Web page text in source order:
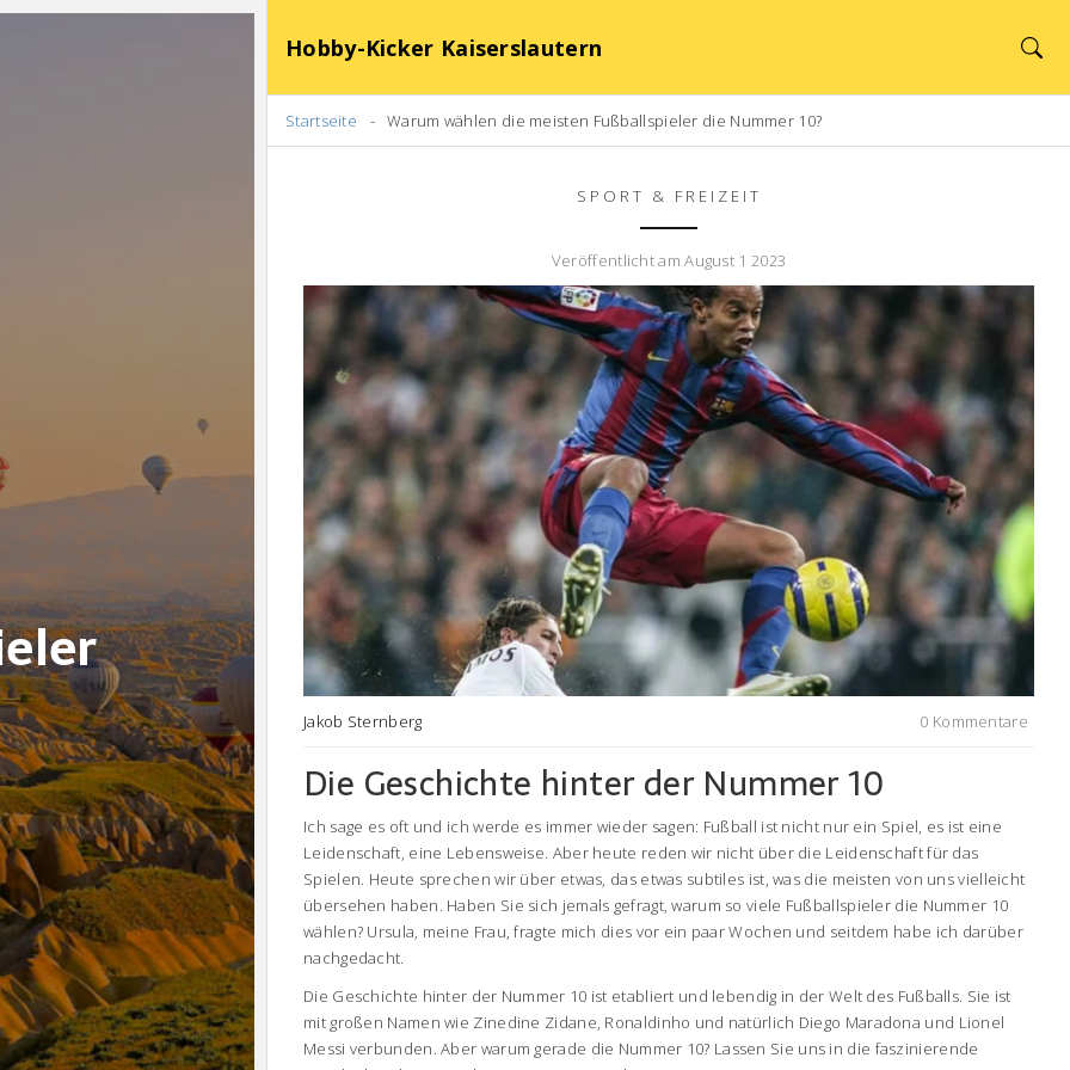
Hobby-Kicker Kaiserslautern
Startseite Warum wählen die meisten Fußballspieler die Nummer 10?
SPORT & FREIZEIT
Veröffentlicht am August 1 2023
Jakob Sternberg 0 Kommentare
Die Geschichte hinter der Nummer 10
Ich sage es oft und ich werde es immer wieder sagen: Fußball ist nicht nur ein Spiel, es ist eine
Leidenschaft, eine Lebensweise. Aber heute reden wir nicht über die Leidenschaft für das
Spielen. Heute sprechen wir über etwas, das etwas subtiles ist, was die meisten von uns vielleicht
übersehen haben. Haben Sie sich jemals gefragt, warum so viele Fußballspieler die Nummer 10
wählen? Ursula, meine Frau, fragte mich dies vor ein paar Wochen und seitdem habe ich darüber
nachgedacht.
Die Geschichte hinter der Nummer 10 ist etabliert und lebendig in der Welt des Fußballs. Sie ist
mit großen Namen wie Zinedine Zidane, Ronaldinho und natürlich Diego Maradona und Lionel
Messi verbunden. Aber warum gerade die Nummer 10? Lassen Sie uns in die faszinierende